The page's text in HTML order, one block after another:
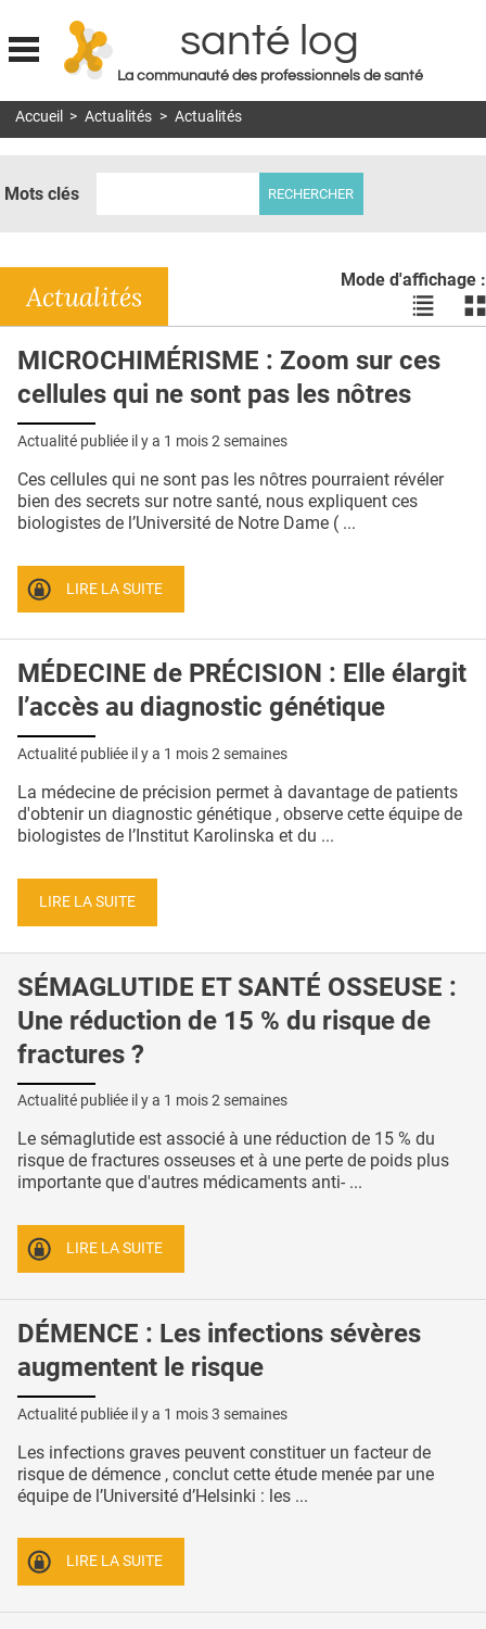
Jump to navigation
santé log
La communauté des professionnels de santé
MON COMPTE
DOSSIERS
RÉSEAUX
E-REVUE SAD
QUI SOMMES-NOUS ?
CONDITIONS GÉNÉRALES
CRÉDITS
Accueil > Actualités > Actualités
Mots clés
Mode d'affichage :
Voir
les
en
les
Actualités
MICROCHIMÉRISME : Zoom sur ces
cellules qui ne sont pas les nôtres
Actualité publiée il y a 1 mois 2 semaines
Ces cellules qui ne sont pas les nôtres pourraient révéler
bien des secrets sur notre santé, nous expliquent ces
biologistes de l’Université de Notre Dame ( ...
LIRE LA SUITE
MÉDECINE de PRÉCISION : Elle élargit
l’accès au diagnostic génétique
Actualité publiée il y a 1 mois 2 semaines
La médecine de précision permet à davantage de patients
d'obtenir un diagnostic génétique , observe cette équipe de
biologistes de l’Institut Karolinska et du ...
LIRE LA SUITE
SÉMAGLUTIDE ET SANTÉ OSSEUSE :
Une réduction de 15 % du risque de
fractures ?
Actualité publiée il y a 1 mois 2 semaines
Le sémaglutide est associé à une réduction de 15 % du
risque de fractures osseuses et à une perte de poids plus
importante que d'autres médicaments anti- ...
LIRE LA SUITE
DÉMENCE : Les infections sévères
augmentent le risque
Actualité publiée il y a 1 mois 3 semaines
Les infections graves peuvent constituer un facteur de
risque de démence , conclut cette étude menée par une
équipe de l’Université d’Helsinki : les ...
LIRE LA SUITE